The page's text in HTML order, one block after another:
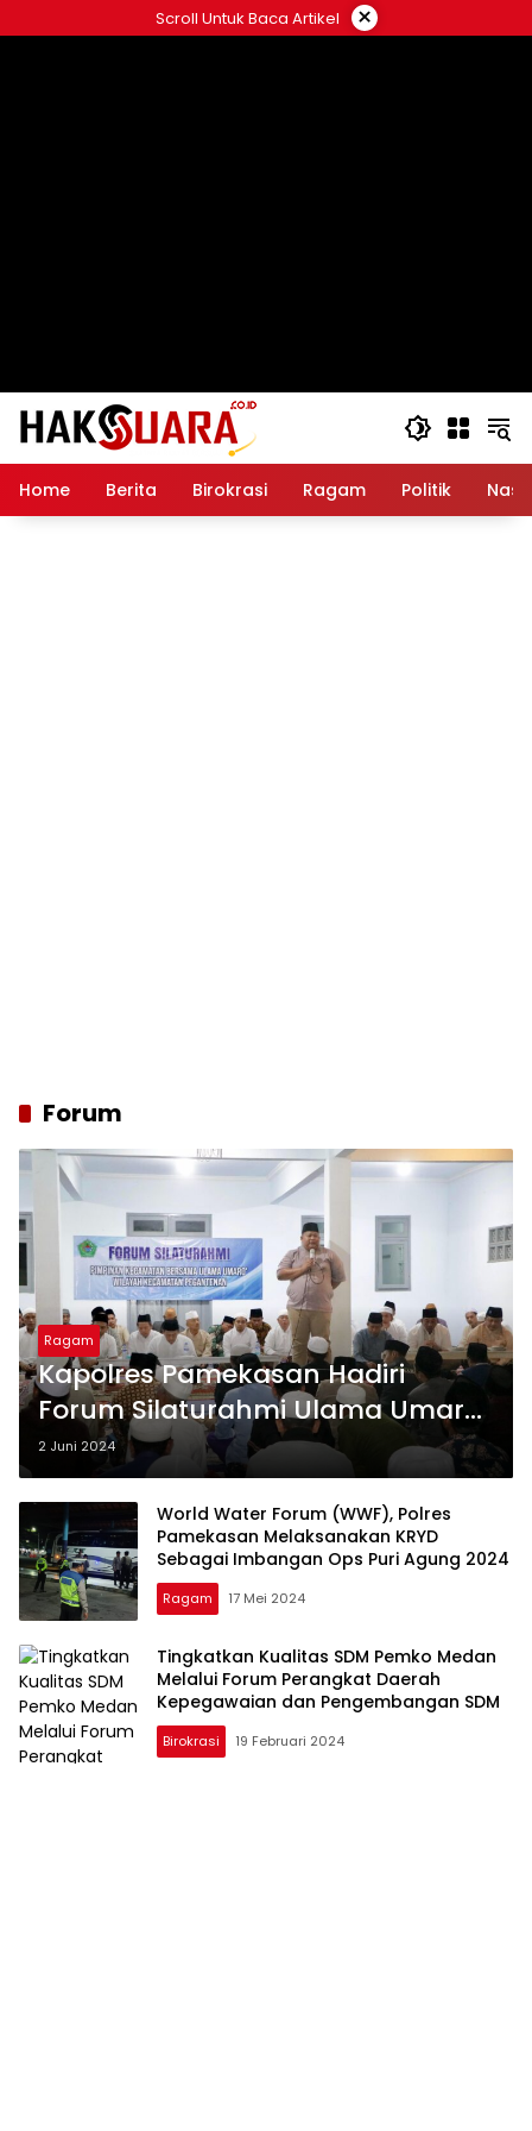
ke
Scroll Untuk Baca Artikel ×
Home Berita Birokrasi Ragam Politik
Forum
Ragam
Kapolres Pamekasan Hadiri
Forum Silaturahmi Ulama Umaro
di Pegantenan
2 Juni 2024
World Water Forum (WWF), Polres
Pamekasan Melaksanakan KRYD
Sebagai Imbangan Ops Puri Agung 2024
Ragam 17 Mei 2024
Tingkatkan Kualitas SDM Pemko Medan
Melalui Forum Perangkat Daerah
Kepegawaian dan Pengembangan SDM
Birokrasi 19 Februari 2024